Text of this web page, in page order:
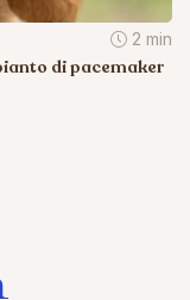
2 min
di pacemaker